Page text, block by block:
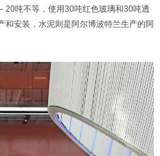
20吨不等，使用30吨红色玻璃和30吨透
和安装，水泥则是阿尔博波特兰生产的阿